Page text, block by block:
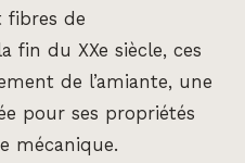
fibres de
fin du XXe siècle, ces
de l’amiante, une
pour ses propriétés
mécanique.